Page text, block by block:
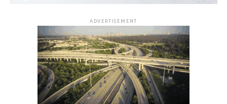
ADVERTISEMENT